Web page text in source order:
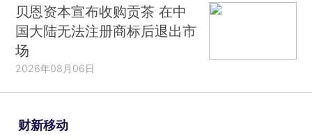
贝恩资本宣布收购贡茶 在中
国大陆无法注册商标后退出市
场
2026年08月06日
财新移动